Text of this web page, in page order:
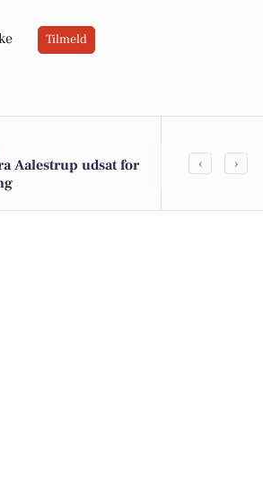
Tilmeld
Aalestrup udsat for
Savner du
‹ ›